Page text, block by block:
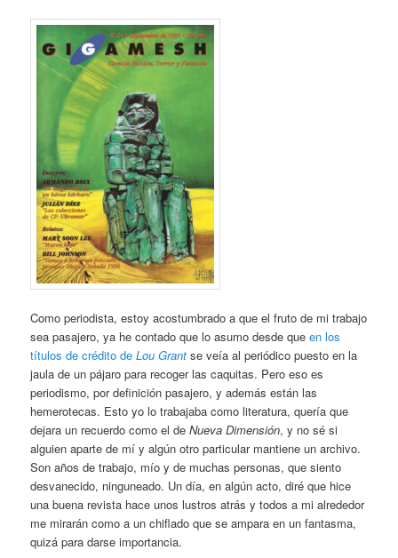
Como periodista, estoy acostumbrado a que el fruto de mi trabajo
sea pasajero, ya he contado que lo asumo desde queen los
títulos de crédito deLou Grantse veía al periódico puesto en la
jaula de un pájaro para recoger las caquitas. Pero eso es
periodismo, por definición pasajero, y además están las
hemerotecas. Esto yo lo trabajaba como literatura, quería que
dejara un recuerdo como el deNueva Dimensión, y no sé si
alguien aparte de mí y algún otro particular mantiene un archivo.
Son años de trabajo, mío y de muchas personas, que siento
desvanecido, ninguneado. Un día, en algún acto, diré que hice
una buena revista hace unos lustros atrás y todos a mi alrededor
me mirarán como a un chiflado que se ampara en un fantasma,
quizá para darse importancia.